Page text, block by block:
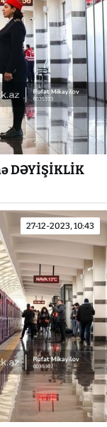
DƏYİŞİKLİK
27-12-2023, 10:43